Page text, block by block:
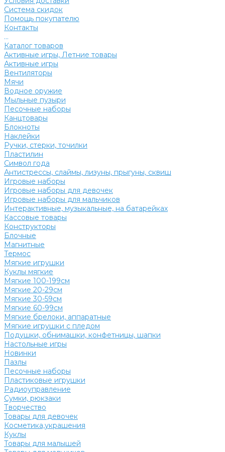
Система скидок
Помощь покупателю
Контакты
...
Каталог товаров
Активные игры, Летние товары
Активные игры
Вентиляторы
Мячи
Водное оружие
Мыльные пузыри
Песочные наборы
Канцтовары
Блокноты
Наклейки
Ручки, стерки, точилки
Пластилин
Символ года
Антистрессы, слаймы, лизуны, прыгуны, сквиш
Игровые наборы
Игровые наборы для девочек
Игровые наборы для мальчиков
Интерактивные, музыкальные, на батарейках
Кассовые товары
Конструкторы
Блочные
Магнитные
Термос
Мягкие игрушки
Куклы мягкие
Мягкие 100-199см
Мягкие 20-29см
Мягкие 30-59см
Мягкие 60-99см
Мягкие брелоки, аппаратные
Мягкие игрушки с пледом
Подушки, обнимашки, конфетницы, шапки
Настольные игры
Новинки
Пазлы
Песочные наборы
Пластиковые игрушки
Радиоуправление
Сумки, рюкзаки
Творчество
Товары для девочек
Косметика,украшения
Куклы
Товары для малышей